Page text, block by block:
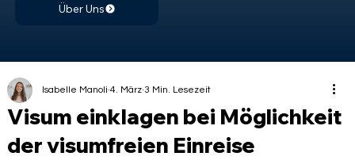
Über Uns
Visum einklagen bei Möglichkeit
der visumfreien Einreise
Isabelle Manoli 4. März 3 Min. Lesezeit